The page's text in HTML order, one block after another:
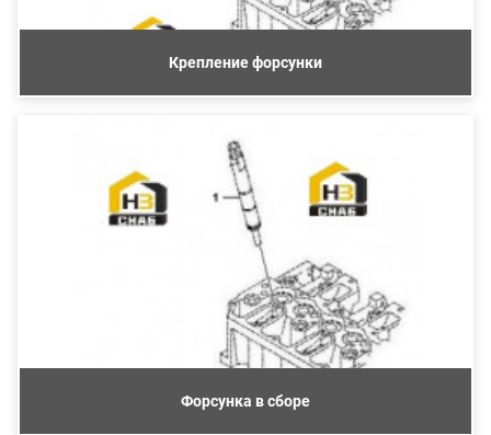
Крепление форсунки
Форсунка в сборе